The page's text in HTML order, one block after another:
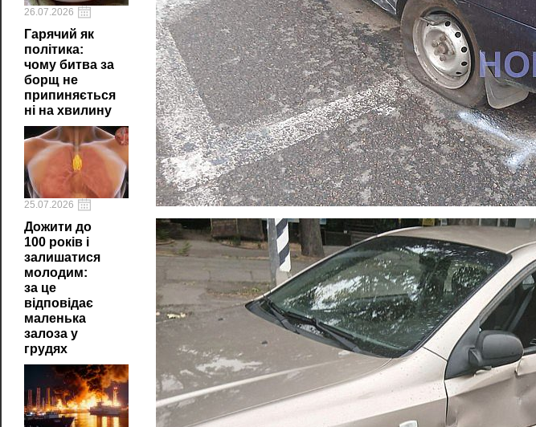
26.07.2026
Гарячий як
політика:
чому битва за
борщ не
припиняється
ні на хвилину
25.07.2026
Дожити до
100 років і
залишатися
молодим:
за це
відповідає
маленька
залоза у
грудях